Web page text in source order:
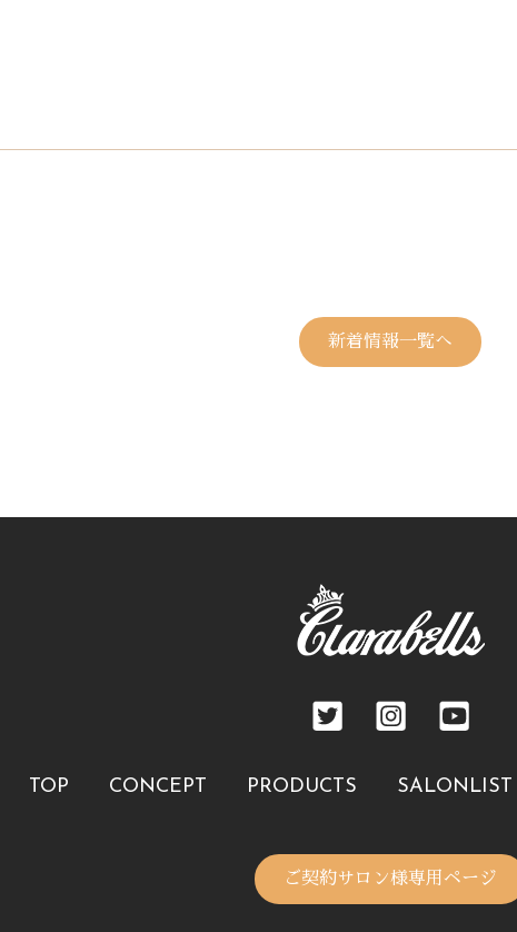
新着情報一覧へ
TOP CONCEPT PRODUCTS SALONLIST
ご契約サロン様専用ページ